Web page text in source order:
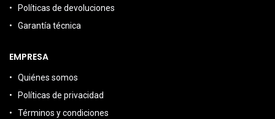
Políticas de devoluciones
Garantía técnica
EMPRESA
Quiénes somos
Políticas de privacidad
Términos y condiciones